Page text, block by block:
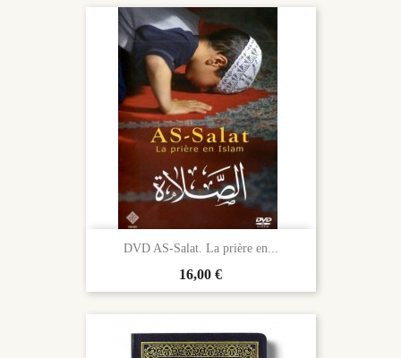
DVD AS-Salat. La prière en...
Prix
16,00 €